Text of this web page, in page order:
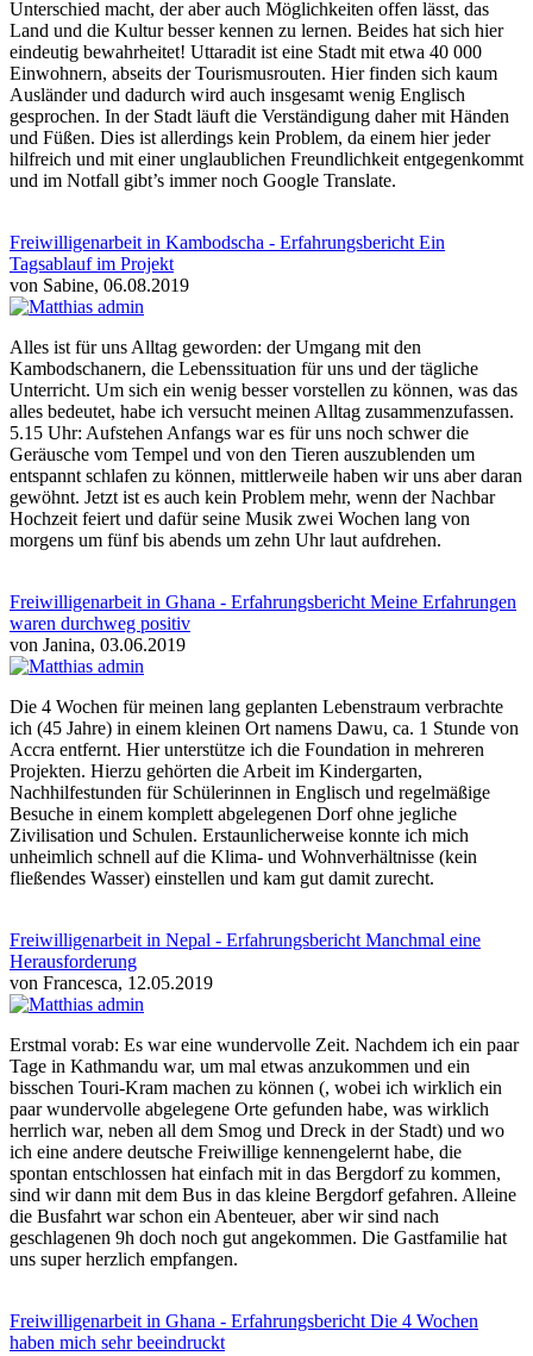
Unterschied macht, der aber auch Möglichkeiten offen lässt, das
Land und die Kultur besser kennen zu lernen. Beides hat sich hier
eindeutig bewahrheitet! Uttaradit ist eine Stadt mit etwa 40 000
Einwohnern, abseits der Tourismusrouten. Hier finden sich kaum
Ausländer und dadurch wird auch insgesamt wenig Englisch
gesprochen. In der Stadt läuft die Verständigung daher mit Händen
und Füßen. Dies ist allerdings kein Problem, da einem hier jeder
hilfreich und mit einer unglaublichen Freundlichkeit entgegenkommt
und im Notfall gibt’s immer noch Google Translate.
Freiwilligenarbeit in Kambodscha - Erfahrungsbericht Ein
Tagsablauf im Projekt
von Sabine, 06.08.2019
Alles ist für uns Alltag geworden: der Umgang mit den
Kambodschanern, die Lebenssituation für uns und der tägliche
Unterricht. Um sich ein wenig besser vorstellen zu können, was das
alles bedeutet, habe ich versucht meinen Alltag zusammenzufassen.
5.15 Uhr: Aufstehen Anfangs war es für uns noch schwer die
Geräusche vom Tempel und von den Tieren auszublenden um
entspannt schlafen zu können, mittlerweile haben wir uns aber daran
gewöhnt. Jetzt ist es auch kein Problem mehr, wenn der Nachbar
Hochzeit feiert und dafür seine Musik zwei Wochen lang von
morgens um fünf bis abends um zehn Uhr laut aufdrehen.
Freiwilligenarbeit in Ghana - Erfahrungsbericht Meine Erfahrungen
waren durchweg positiv
von Janina, 03.06.2019
Die 4 Wochen für meinen lang geplanten Lebenstraum verbrachte
ich (45 Jahre) in einem kleinen Ort namens Dawu, ca. 1 Stunde von
Accra entfernt. Hier unterstütze ich die Foundation in mehreren
Projekten. Hierzu gehörten die Arbeit im Kindergarten,
Nachhilfestunden für Schülerinnen in Englisch und regelmäßige
Besuche in einem komplett abgelegenen Dorf ohne jegliche
Zivilisation und Schulen. Erstaunlicherweise konnte ich mich
unheimlich schnell auf die Klima- und Wohnverhältnisse (kein
fließendes Wasser) einstellen und kam gut damit zurecht.
Freiwilligenarbeit in Nepal - Erfahrungsbericht Manchmal eine
Herausforderung
von Francesca, 12.05.2019
Erstmal vorab: Es war eine wundervolle Zeit. Nachdem ich ein paar
Tage in Kathmandu war, um mal etwas anzukommen und ein
bisschen Touri-Kram machen zu können (, wobei ich wirklich ein
paar wundervolle abgelegene Orte gefunden habe, was wirklich
herrlich war, neben all dem Smog und Dreck in der Stadt) und wo
ich eine andere deutsche Freiwillige kennengelernt habe, die
spontan entschlossen hat einfach mit in das Bergdorf zu kommen,
sind wir dann mit dem Bus in das kleine Bergdorf gefahren. Alleine
die Busfahrt war schon ein Abenteuer, aber wir sind nach
geschlagenen 9h doch noch gut angekommen. Die Gastfamilie hat
uns super herzlich empfangen.
Freiwilligenarbeit in Ghana - Erfahrungsbericht Die 4 Wochen
haben mich sehr beeindruckt